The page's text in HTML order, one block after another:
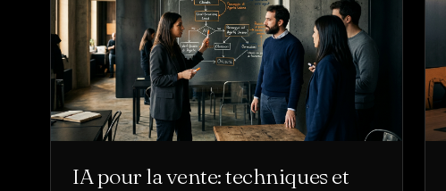
IA pour la vente: techniques et